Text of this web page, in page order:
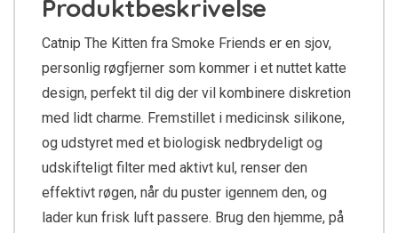
Produktbeskrivelse
Catnip The Kitten fra Smoke Friends er en sjov,
personlig røgfjerner som kommer i et nuttet katte
design, perfekt til dig der vil kombinere diskretion
med lidt charme. Fremstillet i medicinsk silikone,
og udstyret med et biologisk nedbrydeligt og
udskifteligt filter med aktivt kul, renser den
effektivt røgen, når du puster igennem den, og
lader kun frisk luft passere. Brug den hjemme, på